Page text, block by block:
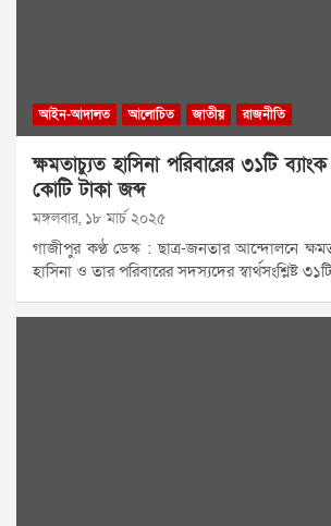
আইন-আদালত আলোচিত জাতীয় রাজনীতি
ক্ষমতাচ্যুত হাসিনা পরিবারের ৩১টি
কোটি টাকা জব্দ
মঙ্গলবার, ১৮ মার্চ ২০২৫
গাজীপুর কণ্ঠ ডেস্ক : ছাত্র-জনতার আন্দোলনে
হাসিনা ও তার পরিবারের সদস্যদের স্বার্থসংশ্লিষ্ট